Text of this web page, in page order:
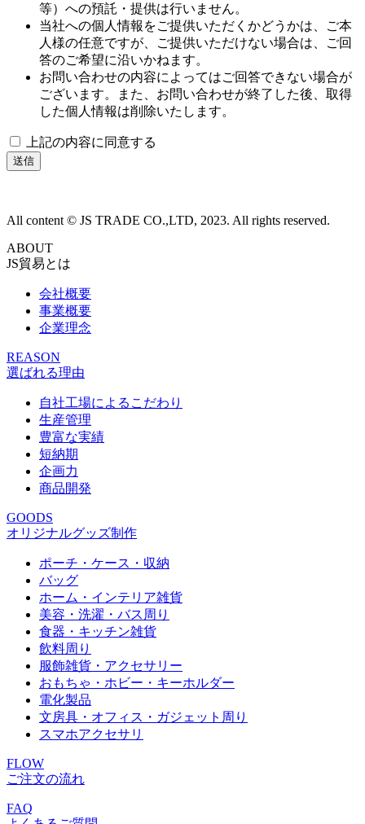
等）への預託・提供は行いません。
当社への個人情報をご提供いただくかどうかは、ご本
人様の任意ですが、ご提供いただけない場合は、ご回
答のご希望に沿いかねます。
お問い合わせの内容によってはご回答できない場合が
ございます。また、お問い合わせが終了した後、取得
した個人情報は削除いたします。
上記の内容に同意する
All content © JS TRADE CO.,LTD, 2023. All rights reserved.
ABOUT
JS貿易とは
会社概要
事業概要
企業理念
REASON
選ばれる理由
自社工場によるこだわり
生産管理
豊富な実績
短納期
企画力
商品開発
GOODS
オリジナルグッズ制作
ポーチ・ケース・収納
バッグ
ホーム・インテリア雑貨
美容・洗濯・バス周り
食器・キッチン雑貨
飲料周り
服飾雑貨・アクセサリー
おもちゃ・ホビー・キーホルダー
電化製品
文房具・オフィス・ガジェット周り
スマホアクセサリ
FLOW
ご注文の流れ
FAQ